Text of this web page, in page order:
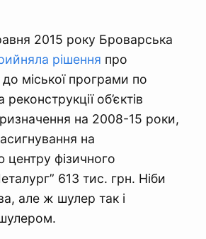
2015 року Броварська
рішення про
міської програми по
об’єктів
на 2008-15 роки,
на
центру фізичного
613 тис. грн. Ніби
але ж шулер так і